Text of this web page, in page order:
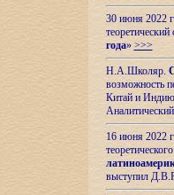
30 июня 2022
года» >>>
Н.А.Школяр.
возможность
Китай и
16 июня 2022
выступил